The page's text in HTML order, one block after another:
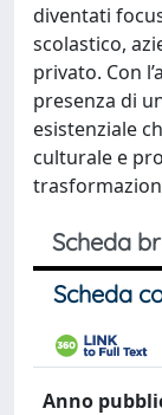
diventati
scolastico,
privato. Con
presenza di
esistenziale
culturale e
Scheda
Scheda
Anno